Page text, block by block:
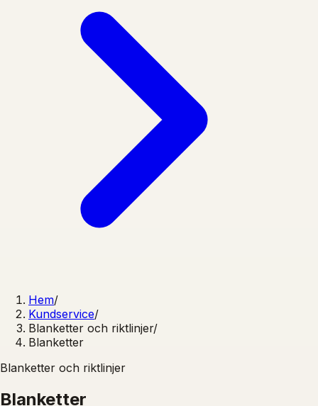
Hem/
Kundservice/
Blanketter och riktlinjer/
Blanketter
Blanketter och riktlinjer
Blanketter